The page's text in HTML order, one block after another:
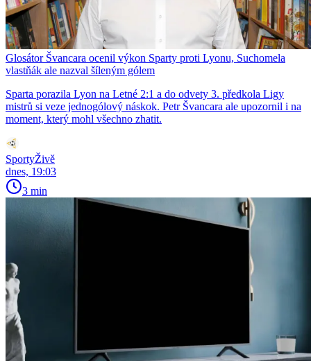
Glosátor Švancara ocenil výkon Sparty proti Lyonu, Suchomela
vlastňák ale nazval šíleným gólem
Sparta porazila Lyon na Letné 2:1 a do odvety 3. předkola Ligy
mistrů si veze jednogólový náskok. Petr Švancara ale upozornil i na
moment, který mohl všechno zhatit.
SportyŽivě
dnes, 19:03
3 min